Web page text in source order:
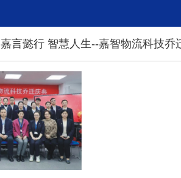
嘉言懿行 智慧人生--嘉智物流科技乔